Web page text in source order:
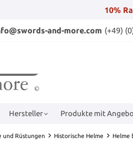
10%
and-more.com (+49)
Hersteller Produkte mit
und Rüstungen Historische Helme Helme